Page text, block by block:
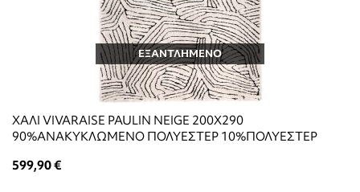
ΕΞΑΝΤΛΗΜΕΝΟ
ΧΑΛΙ VIVARAISE PAULIN NEIGE 200X290
90%ΑΝΑΚΥΚΛΩΜΕΝΟ ΠΟΛΥΕΣΤΕΡ 10%ΠΟΛΥΕΣΤΕΡ
599,90 €